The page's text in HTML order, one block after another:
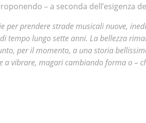
– a seconda dell’esigenza
per prendere strade musicali nuove,
tempo lungo sette anni. La bellezza
per il momento, a una storia
a vibrare, magari cambiando forma o –